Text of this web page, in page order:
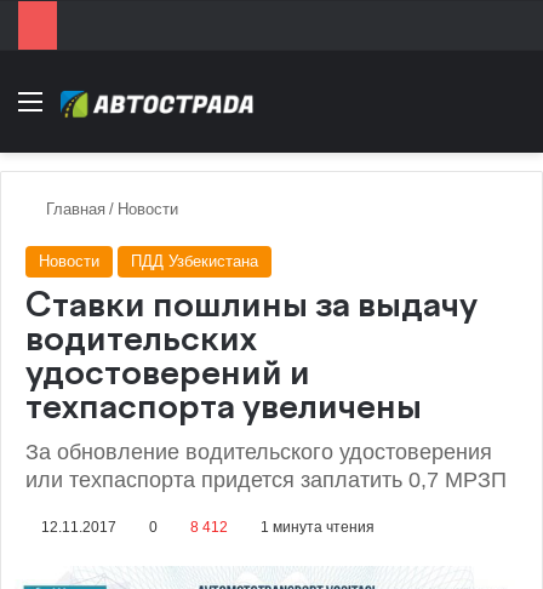
Menu
Главная / Новости
Новости ПДД Узбекистана
Ставки пошлины за выдачу
водительских
удостоверений и
техпаспорта увеличены
За обновление водительского удостоверения
или техпаспорта придется заплатить 0,7 МРЗП
12.11.2017 0 8 412 1 минута чтения